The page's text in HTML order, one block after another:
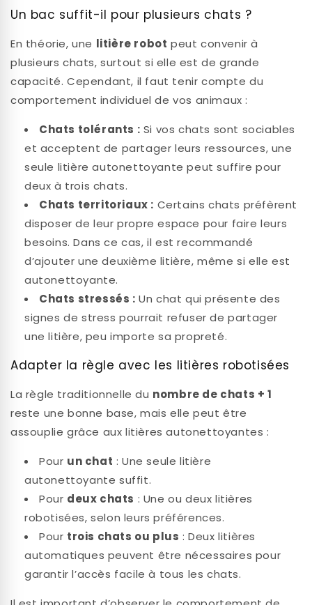
Un bac suffit-il pour plusieurs chats ?
En théorie, une litière robot peut convenir à
plusieurs chats, surtout si elle est de grande
capacité. Cependant, il faut tenir compte du
comportement individuel de vos animaux :
Chats tolérants : Si vos chats sont sociables
et acceptent de partager leurs ressources, une
seule litière autonettoyante peut suffire pour
deux à trois chats.
Chats territoriaux : Certains chats préfèrent
disposer de leur propre espace pour faire leurs
besoins. Dans ce cas, il est recommandé
d’ajouter une deuxième litière, même si elle est
autonettoyante.
Chats stressés : Un chat qui présente des
signes de stress pourrait refuser de partager
une litière, peu importe sa propreté.
Adapter la règle avec les litières robotisées
La règle traditionnelle du nombre de chats + 1
reste une bonne base, mais elle peut être
assouplie grâce aux litières autonettoyantes :
Pour un chat : Une seule litière
autonettoyante suffit.
Pour deux chats : Une ou deux litières
robotisées, selon leurs préférences.
Pour trois chats ou plus : Deux litières
automatiques peuvent être nécessaires pour
garantir l’accès facile à tous les chats.